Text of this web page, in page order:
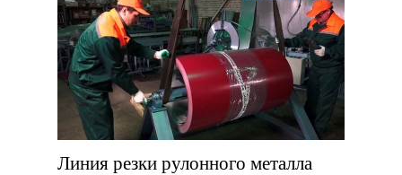
Линия резки рулонного металла